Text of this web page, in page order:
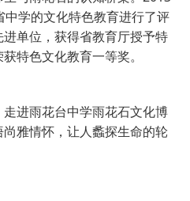
学的文化特色教育进行了评
单位，获得省教育厅授予特
特色文化教育一等奖。
进雨花台中学雨花石文化博
雅情怀，让人蠡探生命的轮